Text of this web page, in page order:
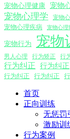
宠物心理健康 宠物
宠物心理学 宠物
宠物心理疾病
宠物心理
宠物行为 宠物
男人心理 行为矫正 行
行为纠正 行为纠正
行为纠正
行为纠正
首页
正向训练
无惩罚
激励训
行为案例